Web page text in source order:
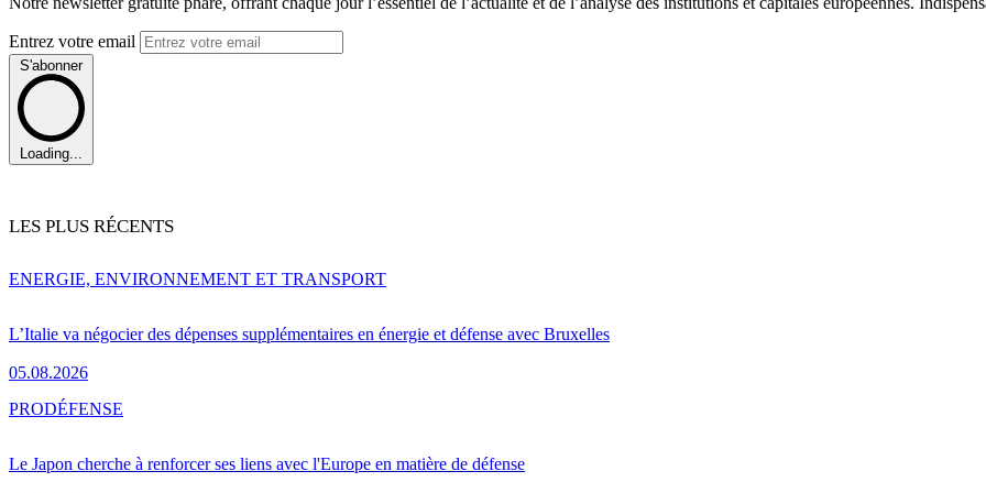
Entrez votre email
S'abonner
Loading...
LES PLUS RÉCENTS
L’Italie va négocier des dépenses supplémentaires en énergie et défense avec Bruxelles
05.08.2026
ENERGIE, ENVIRONNEMENT ET TRANSPORT
Le Japon cherche à renforcer ses liens avec l'Europe en matière de défense
PRODÉFENSE